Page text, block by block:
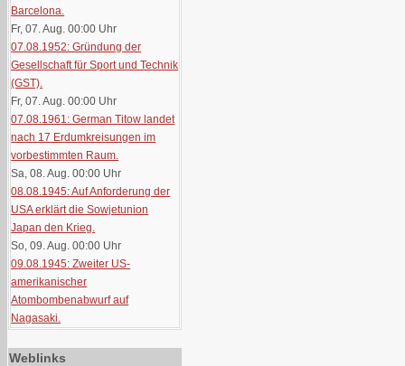
Barcelona.
Fr, 07. Aug. 00:00 Uhr
07.08.1952: Gründung der
Gesellschaft für Sport und Technik
(GST).
Fr, 07. Aug. 00:00 Uhr
07.08.1961: German Titow landet
nach 17 Erdumkreisungen im
vorbestimmten Raum.
Sa, 08. Aug. 00:00 Uhr
08.08.1945: Auf Anforderung der
USA erklärt die Sowjetunion
Japan den Krieg.
So, 09. Aug. 00:00 Uhr
09.08.1945: Zweiter US-
amerikanischer
Atombombenabwurf auf
Nagasaki.
Weblinks